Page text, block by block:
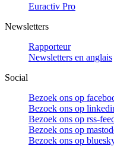
Euractiv Pro
Newsletters
Rapporteur
Newsletters en anglais
Social
Bezoek ons op
Bezoek ons op
Bezoek ons op rss-
Bezoek ons op
Bezoek ons op